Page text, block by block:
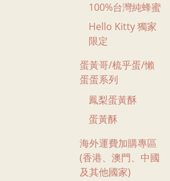
100%台灣純蜂蜜
Hello Kitty 獨家
限定
蛋黃哥/梳乎蛋/懶
蛋蛋系列
鳳梨蛋黃酥
蛋黃酥
海外運費加購專區
(香港、澳門、中國
及其他國家)